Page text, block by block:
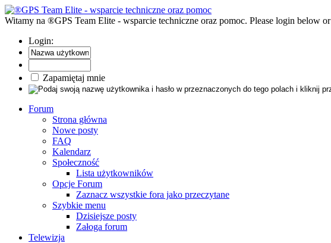
Witamy na ®GPS Team Elite - wsparcie techniczne oraz pomoc. Please login below or
Login:
Zapamiętaj mnie
Forum
Strona główna
Nowe posty
FAQ
Kalendarz
Społeczność
Lista użytkowników
Opcje Forum
Zaznacz wszystkie fora jako przeczytane
Szybkie menu
Dzisiejsze posty
Załoga forum
Telewizja